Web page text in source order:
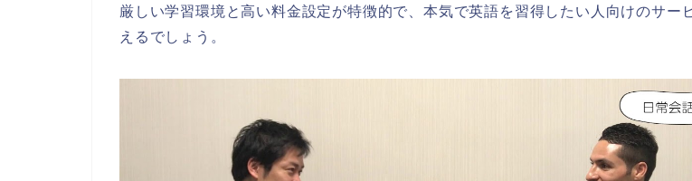
厳しい学習環境と高い料金設定が特徴的で、本気で英語を習得したい人向けのサー
えるでしょう。